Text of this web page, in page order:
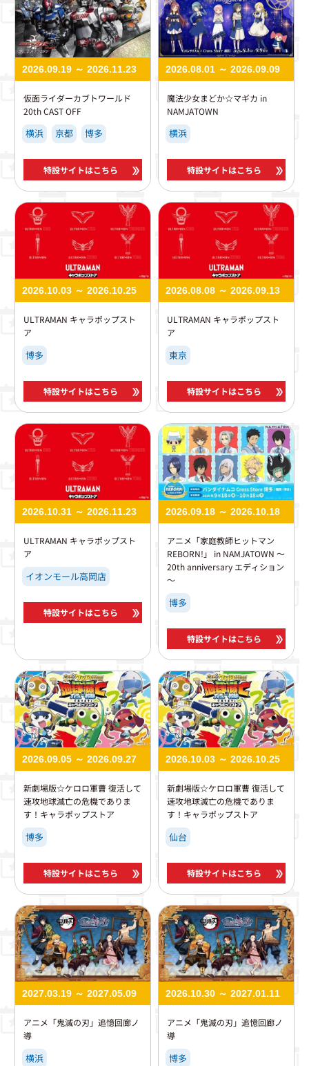
2026.09.19 ～ 2026.11.23
仮面ライダーカブトワールド
20th CAST OFF
横浜 京都 博多
特設サイトはこちら
2026.08.01 ～ 2026.09.09
魔法少女まどか☆マギカ in
NAMJATOWN
横浜
特設サイトはこちら
2026.10.03 ～ 2026.10.25
ULTRAMAN キャラポップスト
ア
博多
特設サイトはこちら
2026.08.08 ～ 2026.09.13
ULTRAMAN キャラポップスト
ア
東京
特設サイトはこちら
2026.10.31 ～ 2026.11.23
ULTRAMAN キャラポップスト
ア
イオンモール高岡店
特設サイトはこちら
2026.09.18 ～ 2026.10.18
アニメ「家庭教師ヒットマン
REBORN!」 in NAMJATOWN ～
20th anniversary エディション
～
博多
特設サイトはこちら
2026.09.05 ～ 2026.09.27
新劇場版☆ケロロ軍曹 復活して
速攻地球滅亡の危機でありま
す！キャラポップストア
博多
特設サイトはこちら
2026.10.03 ～ 2026.10.25
新劇場版☆ケロロ軍曹 復活して
速攻地球滅亡の危機でありま
す！キャラポップストア
仙台
特設サイトはこちら
2027.03.19 ～ 2027.05.09
アニメ「鬼滅の刃」追憶回廊ノ
導
横浜
2026.10.30 ～ 2027.01.11
アニメ「鬼滅の刃」追憶回廊ノ
導
博多